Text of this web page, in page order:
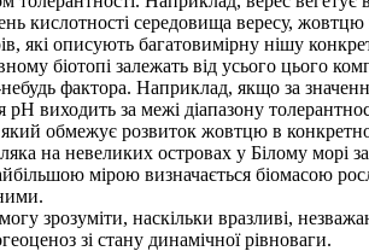
кислотності середовища вересу,
які описують багатовимірну нішу
біотопі залежать від усього цього
фактора. Наприклад, якщо за
виходить за межі діапазону
обмежує розвиток жовтцю в
на невеликих островах у Білому морі
мірою визначається біомасою
зрозуміти, наскільки вразливі,
зі стану динамічної рівноваги.